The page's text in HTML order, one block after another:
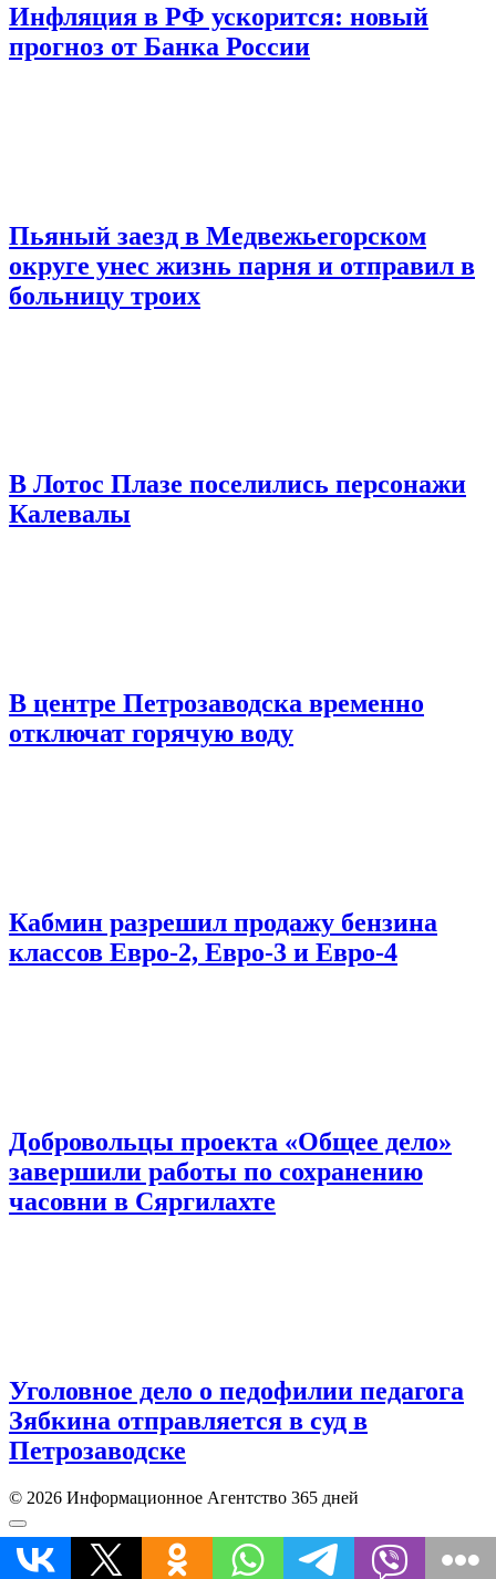
Инфляция в РФ ускорится: новый
прогноз от Банка России
Пьяный заезд в Медвежьегорском
округе унес жизнь парня и отправил в
больницу троих
В Лотос Плазе поселились персонажи
Калевалы
В центре Петрозаводска временно
отключат горячую воду
Кабмин разрешил продажу бензина
классов Евро-2, Евро-3 и Евро-4
Добровольцы проекта «Общее дело»
завершили работы по сохранению
часовни в Сяргилахте
Уголовное дело о педофилии педагога
Зябкина отправляется в суд в
Петрозаводске
© 2026 Информационное Агентство 365 дней